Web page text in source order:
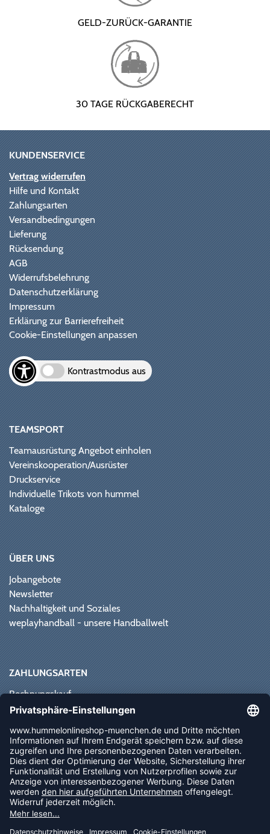
GELD-ZURÜCK-GARANTIE
30 TAGE RÜCKGABERECHT
KUNDENSERVICE
Vertrag widerrufen
Hilfe und Kontakt
Zahlungsarten
Versandbedingungen
Lieferung
Rücksendung
AGB
Widerrufsbelehrung
Datenschutzerklärung
Impressum
Erklärung zur Barrierefreiheit
Cookie-Einstellungen anpassen
Kontrastmodus aus
TEAMSPORT
Teamausrüstung Angebot einholen
Vereinskooperation/Ausrüster
Druckservice
Individuelle Trikots von hummel
Kataloge
ÜBER UNS
Jobangebote
Newsletter
Nachhaltigkeit und Soziales
weplayhandball - unsere Handballwelt
ZAHLUNGSARTEN
Rechnungskauf
Paypal
Vorkasse
Sofortüberweisung
NEWSLETTER